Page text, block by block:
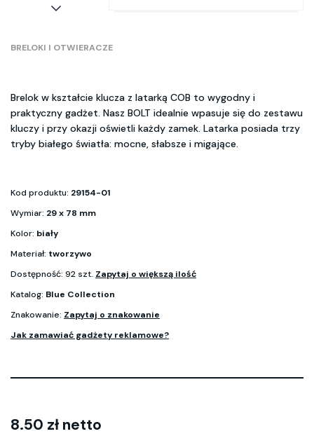
BRELOKI I OTWIERACZE
Brelok w kształcie klucza z latarką COB to wygodny i
praktyczny gadżet. Nasz BOLT idealnie wpasuje się do zestawu
kluczy i przy okazji oświetli każdy zamek. Latarka posiada trzy
tryby białego światła: mocne, słabsze i migające.
Kod produktu: 29154-01
Wymiar: 29 x 78 mm
Kolor: biały
Materiał: tworzywo
Dostępność: 92 szt. Zapytaj o większą ilość
Katalog: Blue Collection
Znakowanie: Zapytaj o znakowanie
Jak zamawiać gadżety reklamowe?
8.50 zł netto